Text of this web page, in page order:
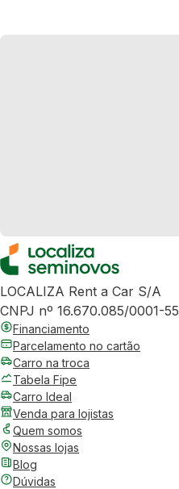
LOCALIZA Rent a Car S/A
CNPJ nº 16.670.085/0001-55
Financiamento
Parcelamento no cartão
Carro na troca
Tabela Fipe
Carro Ideal
Venda para lojistas
Quem somos
Nossas lojas
Blog
Dúvidas